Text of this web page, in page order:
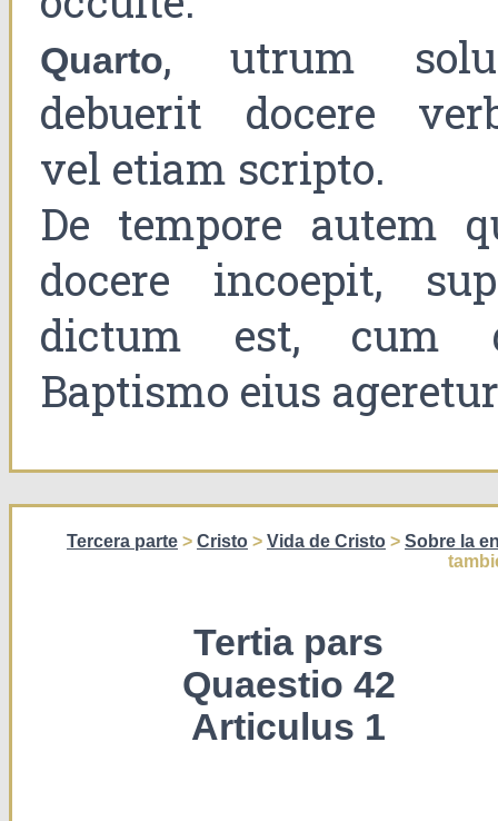
Quarto, utrum
debuerit docere
vel etiam scripto.
De tempore autem
docere incoepit,
dictum est, cum
Baptismo eius
Tercera parte > Cristo > Vida de Cristo > Sobre la
Tertia pars
Quaestio 42
Articulus 1